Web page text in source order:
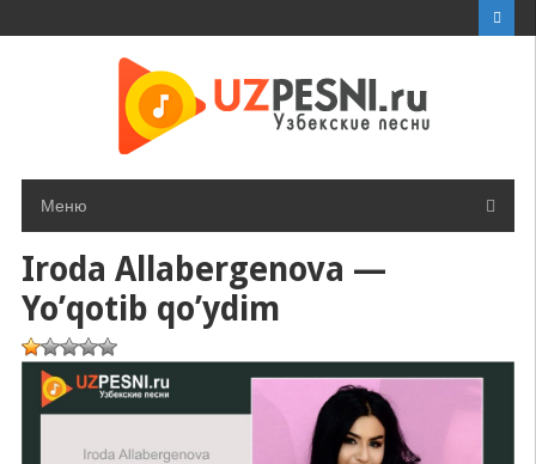
Меню
Iroda Allabergenova —
Yo’qotib qo’ydim